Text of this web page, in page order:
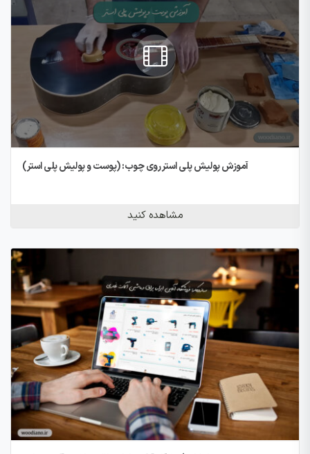
آموزش پولیش پلی استر روی چوب: (پوست و پولیش پلی استر)
مشاهده کنید